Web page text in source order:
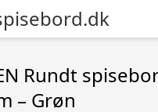
Rundt
– Grøn